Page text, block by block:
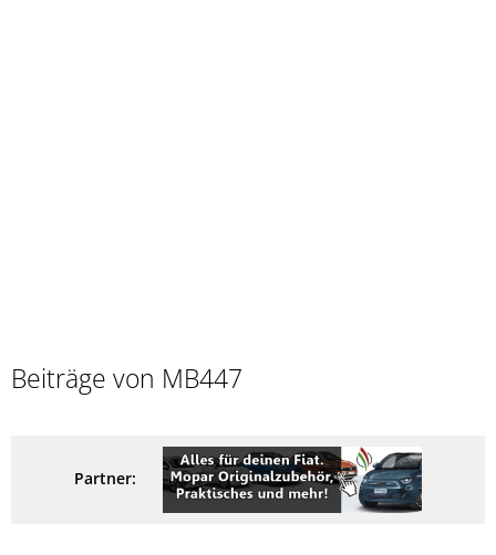
Beiträge von MB447
Partner: